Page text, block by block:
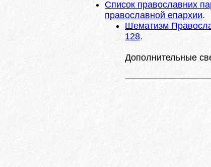
Список православних
православной епархии.
Шематизм
128.
Дополнительные